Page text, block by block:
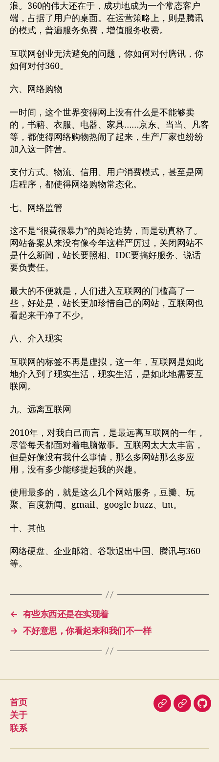
浪。360的伟大还在于，成功地成为一个常态客户
端，占据了用户的桌面。在运营策略上，则是腾讯
的模式，普遍服务免费，增值服务收费。
互联网创业无法避免的问题，你如何对付腾讯，你
如何对付360。
六、网络购物
一时间，这个世界变得网上没有什么是不能够卖
的，书籍、衣服、电器、家具……京东、当当、凡客
等，都使得网络购物热闹了起来，生产厂家也纷纷
加入这一阵营。
支付方式、物流、信用、用户消费模式，甚至是网
店程序，都使得网络购物常态化。
七、网络监管
这不是“很黄很暴力”的舆论造势，而是动真格了。
网站备案从来没有像今年这样严厉过，关闭网站不
是什么新闻，站长要照相、IDC要搞好服务、说话
要负责任。
最大的不便就是，人们进入互联网的门槛高了一
些，好处是，站长更加珍惜自己的网站，互联网也
看起来干净了不少。
八、介入现实
互联网的标签不再是虚拟，这一年，互联网是如此
地介入到了现实生活，现实生活，是如此地需要互
联网。
九、远离互联网
2010年，对我自己而言，是最远离互联网的一年，
尽管每天都面对着电脑做事。互联网太大太丰富，
但是好像没有我什么事情，那么多网站那么多应
用，没有多少能够提起我的兴趣。
使用最多的，就是这么几个网站服务，豆瓣、玩
聚、百度新闻、gmail、google buzz、tm。
十、其他
网络硬盘、企业邮箱、谷歌退出中国、腾讯与360
等。
← 有些东西还是在实现着
→ 不好意思，你看起来和我们不一样
首页
关于
联系
即
豆
我